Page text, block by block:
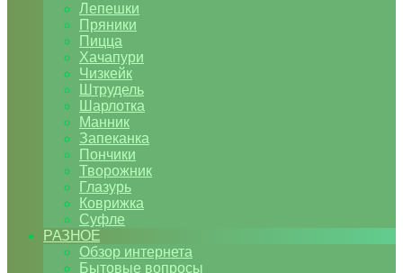
Лепешки
Пряники
Пицца
Хачапури
Чизкейк
Штрудель
Шарлотка
Манник
Запеканка
Пончики
Творожник
Глазурь
Коврижка
Суфле
РАЗНОЕ
Обзор интернета
Бытовые вопросы